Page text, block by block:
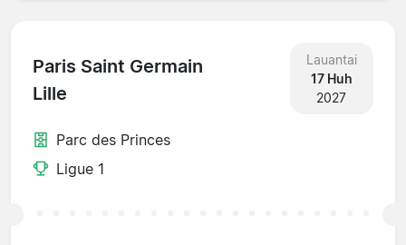
Paris Saint Germain
Lille
Lauantai
17 Huh
2027
Parc des Princes
Ligue 1